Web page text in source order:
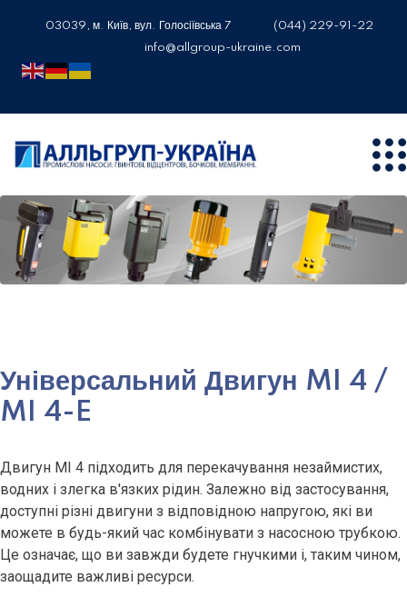
03039, м. Київ, вул. Голосіївська 7
(044) 229-91-22
info@allgroup-ukraine.com
Універсальний Двигун MI 4 /
MI 4-E
Двигун MI 4 підходить для перекачування незаймистих,
водних і злегка в'язких рідин. Залежно від застосування,
доступні різні двигуни з відповідною напругою, які ви
можете в будь-який час комбінувати з насосною трубкою.
Це означає, що ви завжди будете гнучкими і, таким чином,
заощадите важливі ресурси.